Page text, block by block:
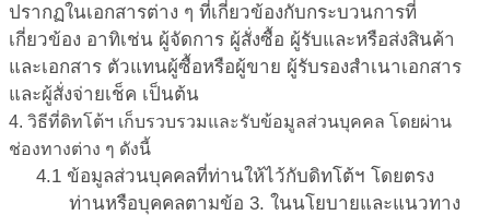
ปรากฏในเอกสารต่าง ๆ ที่เกี่ยวข้องกับกระบวนการที่
เกี่ยวข้อง อาทิเช่น ผู้จัดการ ผู้สั่งซื้อ ผู้รับและหรือส่งสินค้า
และเอกสาร ตัวแทนผู้ซื้อหรือผู้ขาย ผู้รับรองสำเนาเอกสาร
และผู้สั่งจ่ายเช็ค เป็นต้น
4. วิธีที่ดิทโต้ฯ เก็บรวบรวมและรับข้อมูลส่วนบุคคล โดยผ่าน
ช่องทางต่าง ๆ ดังนี้
4.1 ข้อมูลส่วนบุคคลที่ท่านให้ไว้กับดิทโต้ฯ โดยตรง
ท่านหรือบุคคลตามข้อ 3. ในนโยบายและแนวทาง